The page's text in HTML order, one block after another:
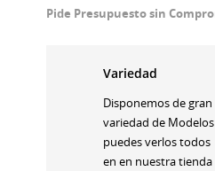
Pide Presupuesto sin
Variedad
Disponemos de gran
variedad de Modelos
puedes verlos todos
en en nuestra tienda